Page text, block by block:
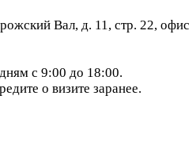
Вал, д. 11, стр. 22, офис
с 9:00 до 18:00.
о визите заранее.